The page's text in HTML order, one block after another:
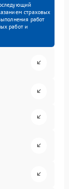
страховых
работ
работ и